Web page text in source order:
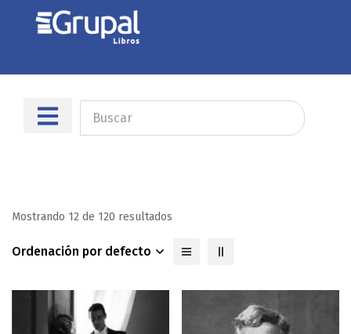
Mostrando 12 de 120 resultados
Ordenación por defecto